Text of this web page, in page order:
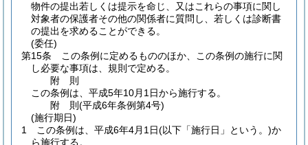
物件の提出若しくは提示を命じ、又はこれらの事項に関し
対象者の保護者その他の関係者に質問し、若しくは診断書
の提出を求めることができる。
(委任)
第15条
この条例に定めるもののほか、この条例の施行に関
し必要な事項は、規則で定める。
附 則
この条例は、平成5年10月1日から施行する。
附 則(平成6年条例第4号)
(施行期日)
1
この条例は、平成6年4月1日(以下「施行日」という。)か
ら施行する。